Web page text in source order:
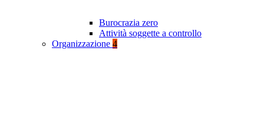
Burocrazia zero
Attività soggette a controllo
Organizzazione 4